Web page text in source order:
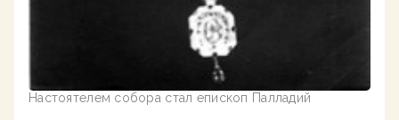
Настоятелем собора стал епископ Палладий